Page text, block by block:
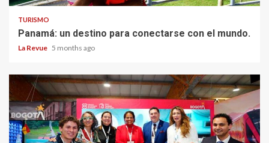
TURISMO
Panamá: un destino para conectarse con el mundo.
La Revue 5 months ago